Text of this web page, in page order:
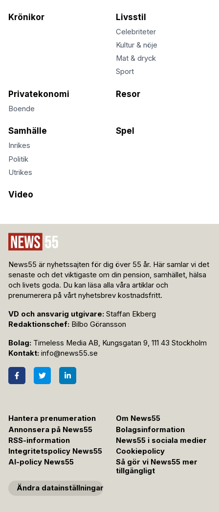
Krönikor Livsstil
Celebriteter
Kultur & nöje
Mat & dryck
Sport
Privatekonomi
Boende
Resor
Samhälle
Inrikes
Politik
Utrikes
Spel
Video
News55 är nyhetssajten för dig över 55 år. Här samlar vi det
senaste och det viktigaste om din pension, samhället, hälsa
och livets goda. Du kan läsa alla våra artiklar och
prenumerera på vårt nyhetsbrev kostnadsfritt.
VD och ansvarig utgivare: Staffan Ekberg
Redaktionschef: Bilbo Göransson
Bolag: Timeless Media AB, Kungsgatan 9, 111 43 Stockholm
Kontakt: info@news55.se
Hantera prenumeration
Om News55
Annonsera på News55
Bolagsinformation
RSS-information
News55 i sociala medier
Integritetspolicy News55
Cookiepolicy
AI-policy News55
Så gör vi News55 mer
tillgängligt
Ändra datainställningar